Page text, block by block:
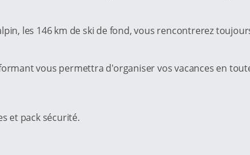
les 146 km de ski de fond, vous rencontrerez
vous permettra d'organiser vos vacances en
et pack sécurité.